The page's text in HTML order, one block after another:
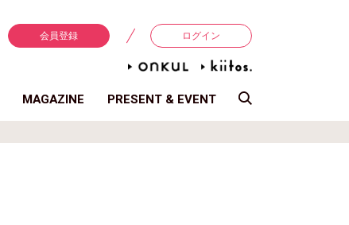
会員登録 ログイン
MAGAZINE PRESENT & EVENT